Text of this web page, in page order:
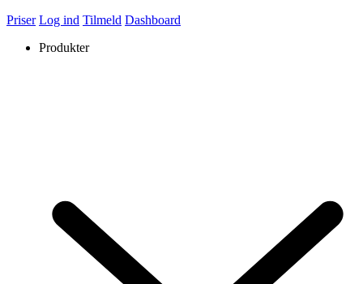
Priser Log ind Tilmeld Dashboard
Produkter